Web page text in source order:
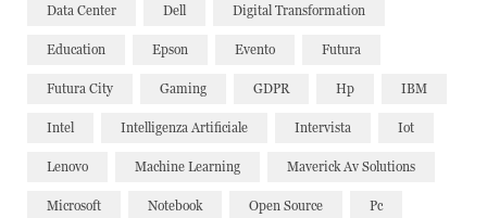
Data Center Dell Digital Transformation
Education Epson Evento Futura
Futura City Gaming GDPR Hp IBM
Intel Intelligenza Artificiale Intervista Iot
Lenovo Machine Learning Maverick Av Solutions
Microsoft Notebook Open Source Pc